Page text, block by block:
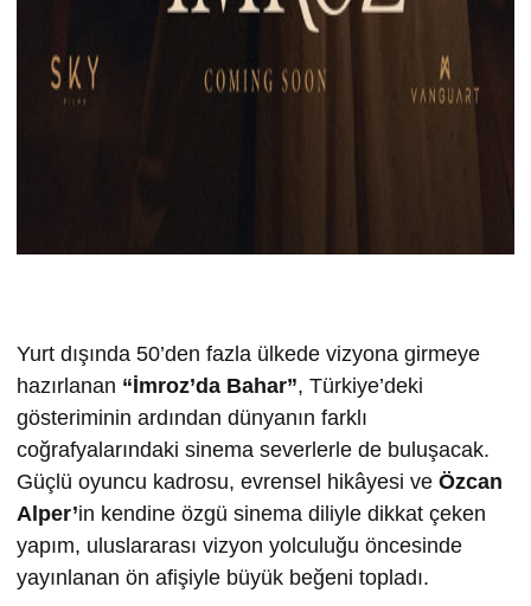
Yurt dışında 50’den fazla ülkede vizyona girmeye
hazırlanan “İmroz’da Bahar”, Türkiye’deki
gösteriminin ardından dünyanın farklı
coğrafyalarındaki sinema severlerle de buluşacak.
Güçlü oyuncu kadrosu, evrensel hikâyesi ve Özcan
Alper’in kendine özgü sinema diliyle dikkat çeken
yapım, uluslararası vizyon yolculuğu öncesinde
yayınlanan ön afişiyle büyük beğeni topladı.